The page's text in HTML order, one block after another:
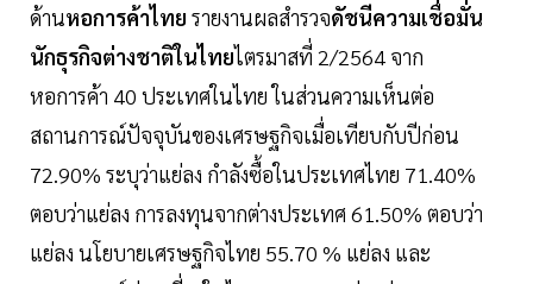
ด้านหอการค้าไทย รายงานผลสำรวจดัชนีความเชื่อมั่น
นักธุรกิจต่างชาติในไทยไตรมาสที่ 2/2564 จาก
หอการค้า 40 ประเทศในไทย ในส่วนความเห็นต่อ
สถานการณ์ปัจจุบันของเศรษฐกิจเมื่อเทียบกับปีก่อน
72.90% ระบุว่าแย่ลง กำลังซื้อในประเทศไทย 71.40%
ตอบว่าแย่ลง การลงทุนจากต่างประเทศ 61.50% ตอบว่า
แย่ลง นโยบายเศรษฐกิจไทย 55.70 % แย่ลง และ